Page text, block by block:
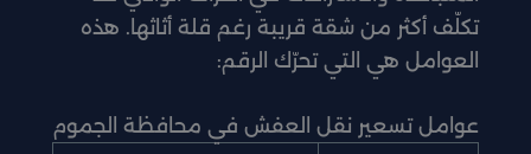
تكلّف أكثر من شقة قريبة رغم قلة أثاثها. هذه
العوامل هي التي تحرّك الرقم:
عوامل تسعير نقل العفش في محافظة الجموم